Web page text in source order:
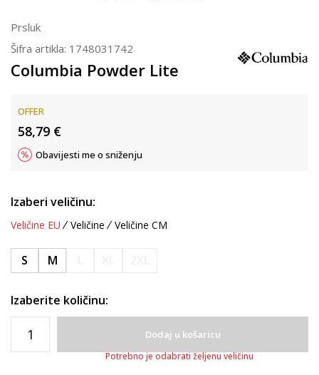
Prsluk
Šifra artikla: 1748031742
Columbia Powder Lite
OFFER
58,79 €
Obavijesti me o sniženju
Izaberi veličinu:
Veličine EU Veličine Veličine CM
S M
Izaberite količinu:
Dodaj u košaricu
Potrebno je odabrati željenu veličinu